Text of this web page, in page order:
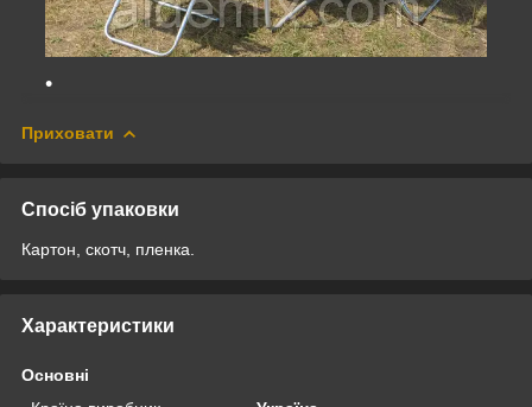
Приховати
Спосіб упаковки
Картон, скотч, пленка.
Характеристики
Основні